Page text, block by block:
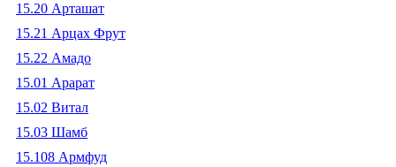
15.20 Арташат
15.21 Арцах Фрут
15.22 Амадо
15.01 Арарат
15.02 Витал
15.03 Шамб
15.108 Армфуд